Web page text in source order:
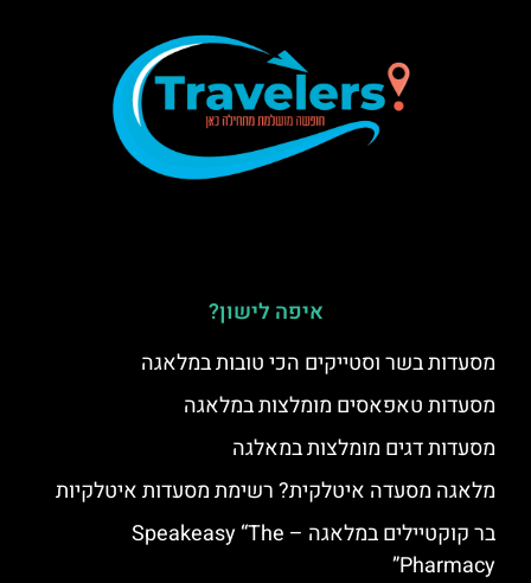
איפה לישון?
מסעדות בשר וסטייקים הכי טובות במלאגה
מסעדות טאפאסים מומלצות במלאגה
מסעדות דגים מומלצות במאלגה
מלאגה מסעדה איטלקית? רשימת מסעדות איטלקיות
בר קוקטיילים במלאגה – Speakeasy “The
Pharmacy”